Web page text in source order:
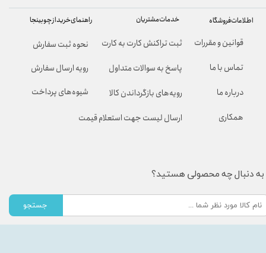
راهنمای خرید از چوبینجا
نحوه ثبت سفارش
رویه ارسال سفارش
شیوه‌های پرداخت
خدمات مشتریان
ثبت تراکنش کارت به کارت
پاسخ به سوالات متداول
رویه‌های بازگرداندن کالا
ارسال لیست جهت استعلام قیمت
اطلاعات فروشگاه
قوانین و مقررات
تماس با ما
درباره ما
همکاری
به دنبال چه محصولی هستید؟
جستجو